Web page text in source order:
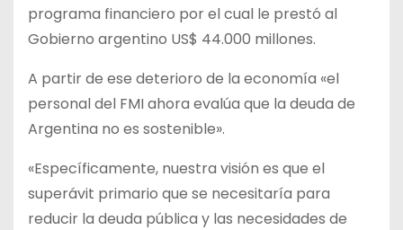
programa financiero por el cual le prestó al
Gobierno argentino US$ 44.000 millones.
A partir de ese deterioro de la economía «el
personal del FMI ahora evalúa que la deuda de
Argentina no es sostenible».
«Específicamente, nuestra visión es que el
superávit primario que se necesitaría para
reducir la deuda pública y las necesidades de